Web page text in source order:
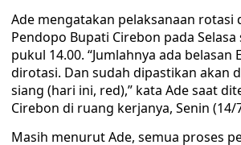
Ade mengatakan pelaksanaan rotasi
Pendopo Bupati Cirebon pada
pukul 14.00. “Jumlahnya ada belasan
dirotasi. Dan sudah dipastikan akan
siang (hari ini, red),” kata Ade saat
Cirebon di ruang kerjanya, Senin (14/
Masih menurut Ade, semua proses